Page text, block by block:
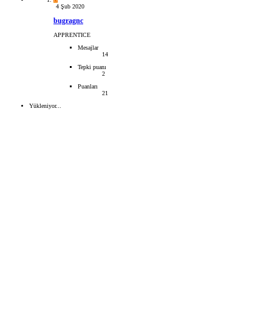
4 Şub 2020
bugragnc
APPRENTICE
Mesajlar
14
Tepki puanı
2
Puanları
21
Yükleniyor...